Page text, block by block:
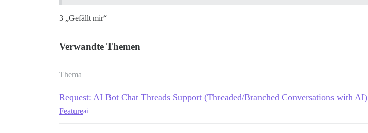
3 „Gefällt mir“
Verwandte Themen
Thema
Request: AI Bot Chat Threads Support (Threaded/Branched Conversations with AI)
Featureai